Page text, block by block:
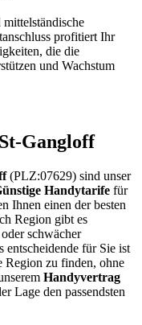
profitiert Ihr
die die
und Wachstum
Gangloff
(PLZ:07629) sind unser
Handytarife für
Ihnen einen der besten
Region gibt es
schwächer
entscheidende für Sie ist
Region zu finden, ohne
Handyvertrag
Lage den passendsten